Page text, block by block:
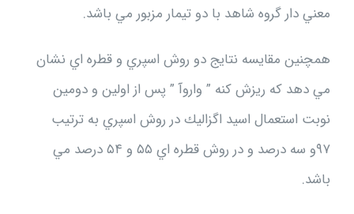
معني دار گروه شاهد با دو تيمار مزبور مي باشد.
همچنين مقايسه نتايج دو روش اسپري و قطره اي نشان
مي دهد كه ريزش كنه ” واروآ ” پس از اولين و دومين
۹۷‬و سه درصد و در روش قطره اي ‪ ۵۵‬و ‪ ۵۴‬درصد مي
باشد.